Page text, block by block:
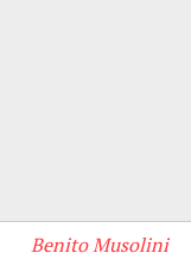
Benito Musolini